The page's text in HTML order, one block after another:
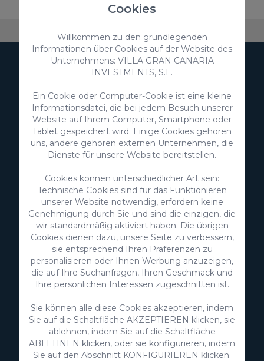
Newsletter abonnieren
Anmelden
Ich bin damit einverstanden, dass meine
personenbezogenen Daten zum Erhalt von Werbung
von Ihrem Unternehmen verwendet werden.
Ich stimme der Nutzung meiner Daten für die in der
Datenschutzerklärunggenannten Zwecke zu
Weitere Informationen zum Schutz Ihrer
personenbezogenen Daten erhalten Sie unter folgendem
Link:Grundlegende Informationen zum Datenschutz
Cookies
Willkommen zu den grundlegenden
Informationen über Cookies auf der Website des
Unternehmens: VILLA GRAN CANARIA
INVESTMENTS, S.L.
Ein Cookie oder Computer-Cookie ist eine kleine
Informationsdatei, die bei jedem Besuch unserer
Website auf Ihrem Computer, Smartphone oder
Tablet gespeichert wird. Einige Cookies gehören
uns, andere gehören externen Unternehmen, die
Dienste für unsere Website bereitstellen.
Cookies können unterschiedlicher Art sein:
Technische Cookies sind für das Funktionieren
unserer Website notwendig, erfordern keine
Genehmigung durch Sie und sind die einzigen, die
wir standardmäßig aktiviert haben. Die übrigen
Cookies dienen dazu, unsere Seite zu verbessern,
sie entsprechend Ihren Präferenzen zu
personalisieren oder Ihnen Werbung anzuzeigen,
die auf Ihre Suchanfragen, Ihren Geschmack und
Ihre persönlichen Interessen zugeschnitten ist.
Sie können alle diese Cookies akzeptieren, indem
Sie auf die Schaltfläche AKZEPTIEREN klicken, sie
ablehnen, indem Sie auf die Schaltfläche
ABLEHNEN klicken, oder sie konfigurieren, indem
Sie auf den Abschnitt KONFIGURIEREN klicken.